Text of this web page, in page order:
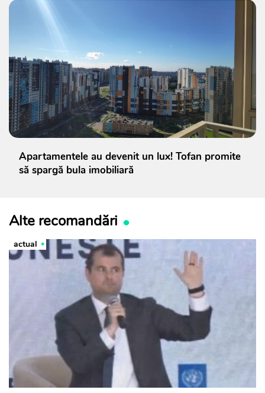
Apartamentele au devenit un lux! Tofan promite
să spargă bula imobiliară
Alte recomandări
actual